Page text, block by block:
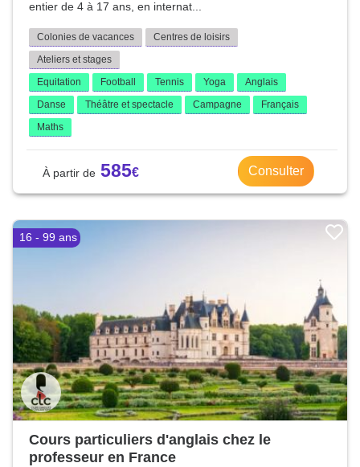
entier de 4 à 17 ans, en internat...
Colonies de vacances
Centres de loisirs
Ateliers et stages
Equitation
Football Tennis Yoga
Anglais
Danse
Théâtre et spectacle Campagne
Français
Maths
585 Consulter
16 - 99 ans
Cours particuliers d'anglais chez le
professeur en France